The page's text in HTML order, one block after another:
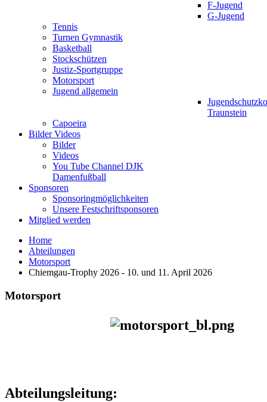
F-Jugend
G-Jugend
Tennis
Turnen Gymnastik
Basketball
Stockschützen
Justiz-Sportgruppe
Motorsport
Jugend allgemein
Traunstein
Capoeira
Bilder Videos
Bilder
Videos
You Tube Channel DJK
Damenfußball
Sponsoren
Sponsoringmöglichkeiten
Unsere Festschriftsponsoren
Mitglied werden
Home
Abteilungen
Motorsport
Chiemgau-Trophy 2026 - 10. und 11. April 2026
Motorsport
Abteilungsleitung: